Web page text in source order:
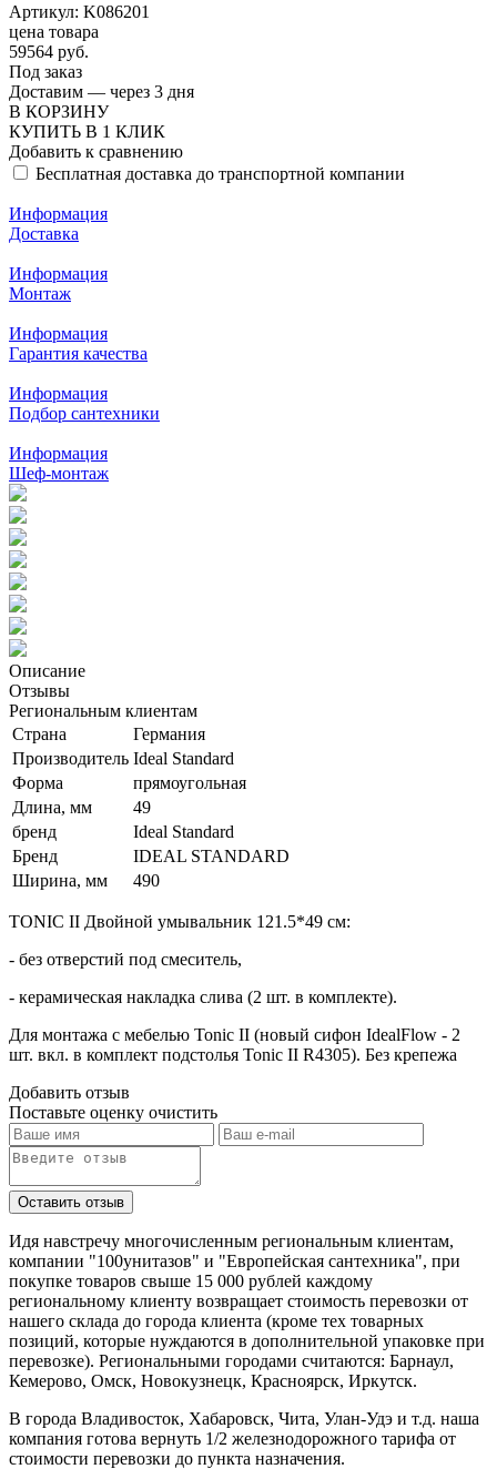
Артикул: K086201
цена товара
59564 руб.
Под заказ
Доставим — через 3 дня
В КОРЗИНУ
КУПИТЬ В 1 КЛИК
Добавить к сравнению
Бесплатная доставка до транспортной компании
Информация
Доставка
Информация
Монтаж
Информация
Гарантия качества
Информация
Подбор сантехники
Информация
Шеф-монтаж
Описание
Отзывы
Региональным клиентам
Страна
Германия
Производитель Ideal Standard
Форма
прямоугольная
Длина, мм
49
бренд
Ideal Standard
Бренд
IDEAL STANDARD
Ширина, мм
490
TONIC II Двойной умывальник 121.5*49 см:
- без отверстий под смеситель,
- керамическая накладка слива (2 шт. в комплекте).
Для монтажа с мебелью Tonic II (новый сифон IdealFlow - 2
шт. вкл. в комплект подстолья Tonic II R4305). Без крепежа
Добавить отзыв
Поставьте оценку очистить
Идя навстречу многочисленным региональным клиентам,
компании "100унитазов" и "Европейская сантехника", при
покупке товаров свыше 15 000 рублей каждому
региональному клиенту возвращает стоимость перевозки от
нашего склада до города клиента (кроме тех товарных
позиций, которые нуждаются в дополнительной упаковке при
перевозке). Региональными городами считаются: Барнаул,
Кемерово, Омск, Новокузнецк, Красноярск, Иркутск.
В города Владивосток, Хабаровск, Чита, Улан-Удэ и т.д. наша
компания готова вернуть 1/2 железнодорожного тарифа от
стоимости перевозки до пункта назначения.